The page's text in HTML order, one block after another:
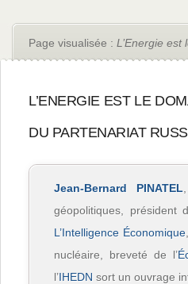
Page visualisée : L’Energie
L’ENERGIE EST LE
DU PARTENARIAT
Jean-Bernard PINATEL
géopolitiques, président
L’Intelligence Économique
nucléaire, breveté de l’
l’IHEDN sort un ouvrage